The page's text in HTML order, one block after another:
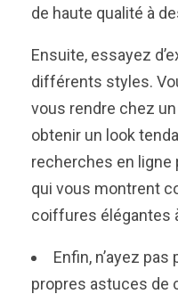
de haute qualité à
Ensuite, essayez
différents styles.
vous rendre chez
obtenir un look
recherches en
qui vous montrent
coiffures élégantes
Enfin, n’ayez
propres astuces de